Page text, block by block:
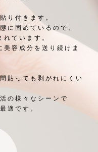
り付きます。
に固めているので、
ています。
容成分を送り続けま
貼っても剥がれにくい
の様々なシーンで
適です。